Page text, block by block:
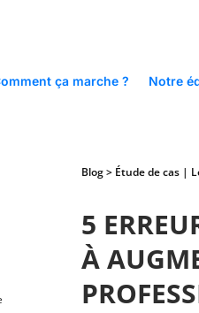
ça marche ? Notre
Blog > Étude de cas|
5
À